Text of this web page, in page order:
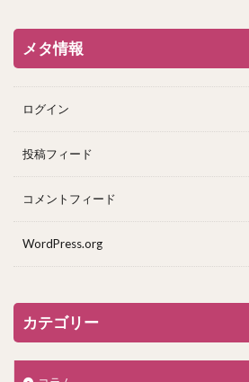
メタ情報
ログイン
投稿フィード
コメントフィード
WordPress.org
カテゴリー